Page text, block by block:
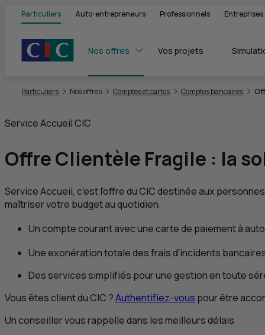
Particuliers Auto-entrepreneurs Professionnels Entreprises
Nos offres Vos projets
Particuliers Nos offres Comptes et cartes Comptes bancaires
Service AccueilCIC
Offre Clientèle Fragile : la
Service Accueil, c'est l'offre duCICdestinée aux
maîtriser votre budget au quotidien.
Un compte courant avec une carte de paiement à
Une exonération totale des frais d'incidents
Des services simplifiés pour une gestion en toute
Vous êtes client duCIC ?Authentifiez-vous pour être
Un conseiller vous rappelle dans les meilleurs délais